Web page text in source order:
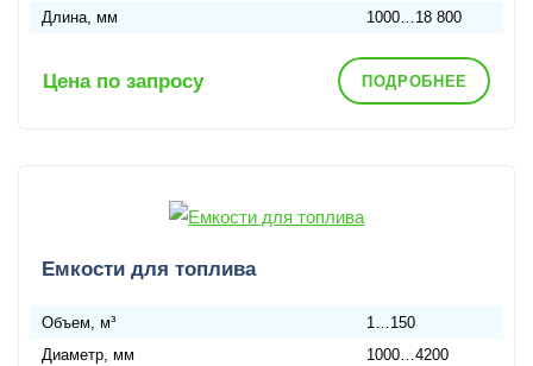
Длина, мм 1000…18 800
Цена по запросу ПОДРОБНЕЕ
Емкости для топлива
Объем, м³
1…150
Диаметр, мм
1000…4200